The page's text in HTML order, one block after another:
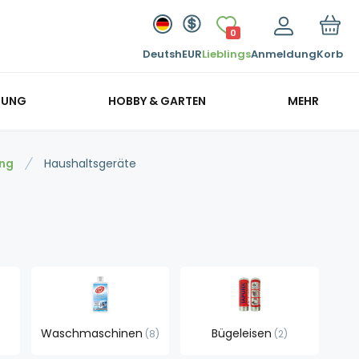
DeutshEUR
0
LieblingsAnmeldungKorb
HOBBY & GARTEN MEHR
Haushaltsgeräte
Waschmaschinen 8 Bügeleisen 2